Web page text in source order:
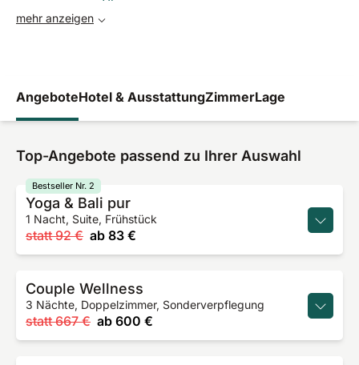
mehr anzeigen
AngeboteHotel & AusstattungZimmerLage
Top-Angebote passend zu Ihrer Auswahl
Yoga & Bali pur
1 Nacht, Suite, Frühstück
statt 92 € ab 83 €
Bestseller Nr. 2
Couple Wellness
3 Nächte, Doppelzimmer, Sonderverpflegung
statt 667 € ab 600 €